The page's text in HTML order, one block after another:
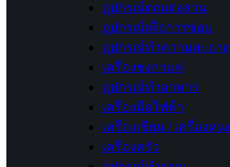
อุปกรณ์ตกแต่งสวน
อุปกรณ์เพื่อการซ่อม
อุปกรณ์ทำความสะอา
เครื่องชงกาแฟ
อุปกรณ์ทำอาหาร
เครื่องมือไฟฟ้า
เครื่องเขียน / เครื่องดน
เครื่องครัว